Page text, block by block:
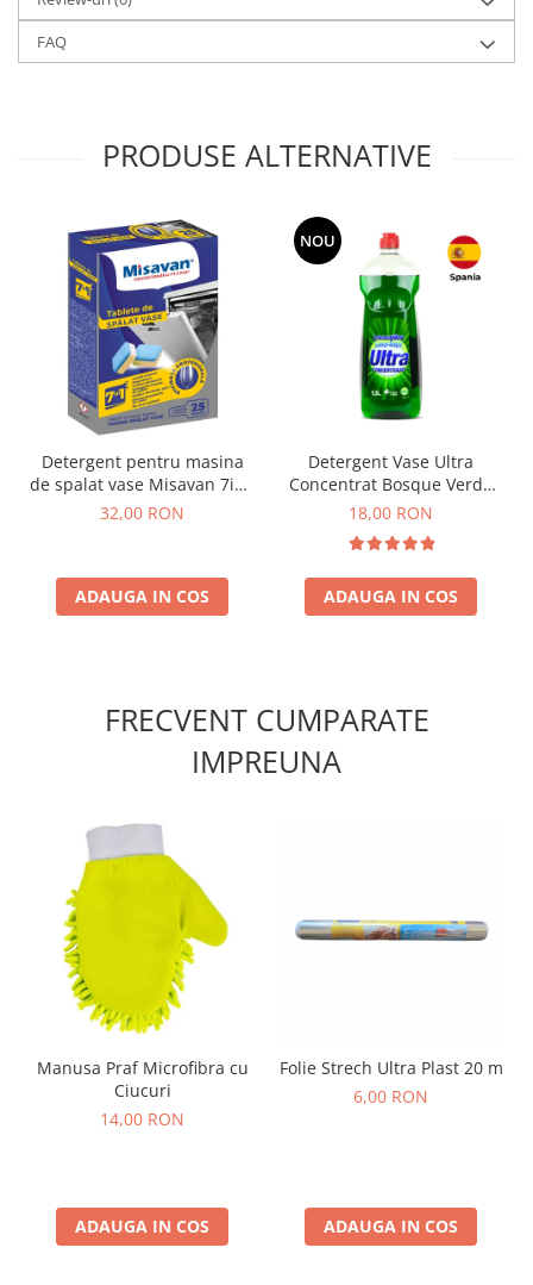
FAQ
PRODUSE ALTERNATIVE
Detergent pentru masina
de spalat vase Misavan 7in1
25 tablete
32,00 RON
ADAUGA IN COS
NOU
Detergent Vase Ultra
Concentrat Bosque Verde
Spania 1.3L
18,00 RON
ADAUGA IN COS
FRECVENT CUMPARATE
IMPREUNA
Manusa Praf Microfibra cu
Ciucuri
14,00 RON
ADAUGA IN COS
Folie Strech Ultra Plast 20 m
6,00 RON
ADAUGA IN COS